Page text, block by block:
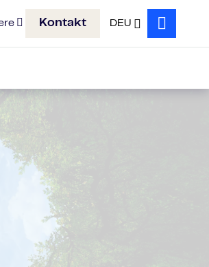
Kontakt DEU
Search